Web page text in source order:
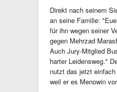
Direkt nach seinem
an seine Familie:
für ihn wegen seiner
gegen Mehrzad
Auch Jury-Mitglied
harter Leidensweg."
nutzt das jetzt
weil er es Menowin